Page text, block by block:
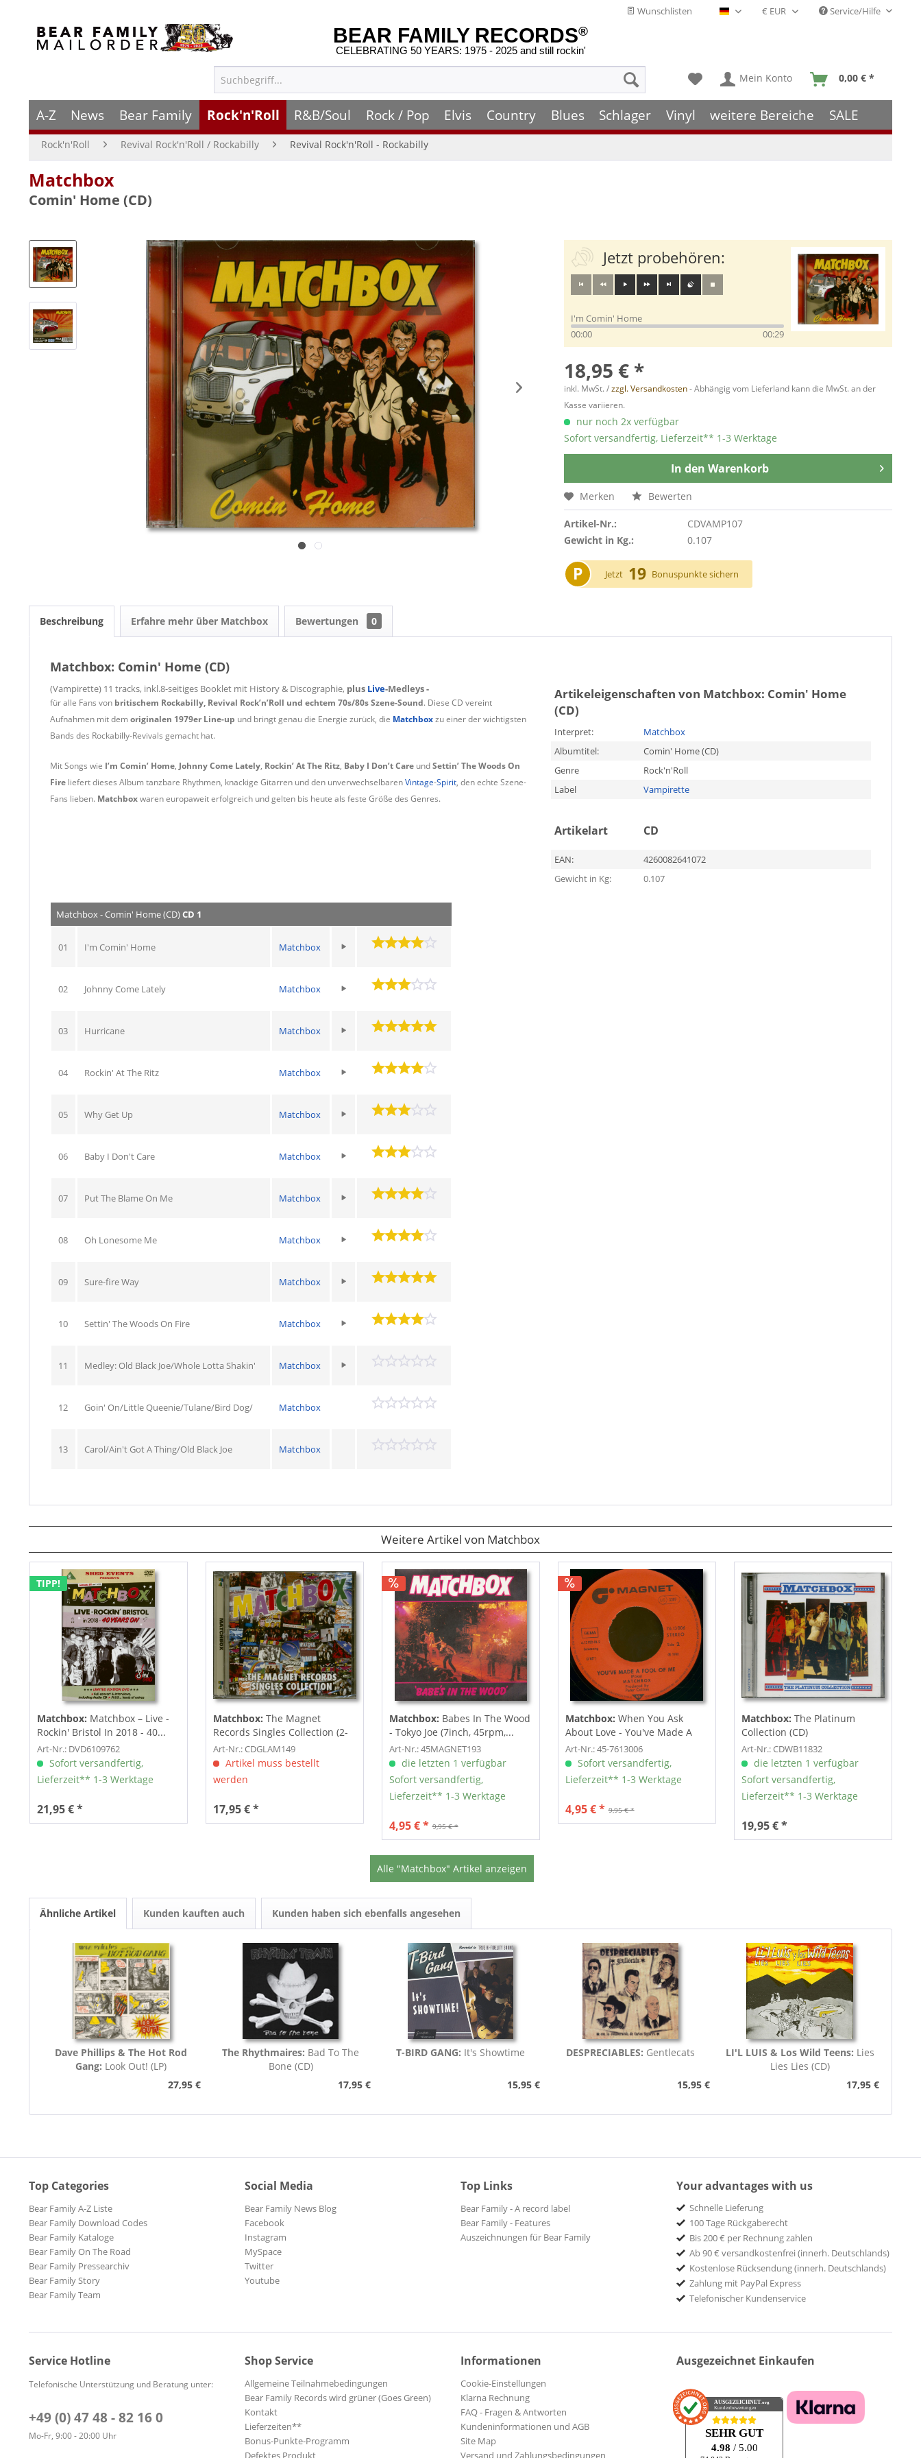
Wunschlisten Deutsch - DE Service/Hilfe
BEAR FAMILY RECORDS®
CELEBRATING 50 YEARS: 1975 - 2025 and still rockin'
Mein Konto 0,00 € *
A-Z News Bear Family Rock'n'Roll R&B/Soul Rock / Pop Elvis Country Blues Schlager Vinyl weitere Bereiche SALE
Rock'n'Roll Revival Rock'n'Roll / Rockabilly Revival Rock'n'Roll - Rockabilly
Matchbox
Comin' Home (CD)
Jetzt probehören:
I'm Comin' Home
00:00
00:29
18,95 € *
inkl. MwSt. /zzgl. Versandkosten- Abhängig vom Lieferland kann die MwSt. an der
Kasse variieren.
nur noch 2x verfügbar
Sofort versandfertig, Lieferzeit** 1-3 Werktage
In den Warenkorb
Merken Bewerten
Artikel-Nr.:
CDVAMP107
Gewicht in Kg.:
0.107
P Jetzt 19 Bonuspunkte sichern
Beschreibung Erfahre mehr über Matchbox Bewertungen 0
Matchbox: Comin' Home (CD)
(Vampirette) 11 tracks, inkl.8-seitiges Booklet mit History & Discographie, plus Live-Medleys -
für alle Fans von britischem Rockabilly, Revival Rock’n’Roll und echtem 70s/80s Szene-Sound. Diese CD vereint
Aufnahmen mit demoriginalen 1979er Line-up und bringt genau die Energie zurück, die Matchboxzu einer der wichtigsten
Bands des Rockabilly-Revivals gemacht hat.
Mit Songs wie I’m Comin’ Home, Johnny Come Lately, Rockin’ At The Ritz, Baby I Don’t Care undSettin’ The Woods On
Fire liefert dieses Album tanzbare Rhythmen, knackige Gitarren und den unverwechselbarenVintage-Spirit, den echte Szene-
Fans lieben. Matchboxwaren europaweit erfolgreich und gelten bis heute als feste Größe des Genres.
Artikeleigenschaften von Matchbox: Comin' Home
(CD)
Interpret:
Matchbox
Albumtitel:
Comin' Home (CD)
Genre
Rock'n'Roll
Label
Vampirette
Artikelart CD
EAN:
4260082641072
Gewicht in Kg:
0.107
Matchbox - Comin' Home (CD)CD 1
01 I'm Comin' Home Matchbox
02 Johnny Come Lately Matchbox
03 Hurricane Matchbox
04 Rockin' At The Ritz Matchbox
05 Why Get Up Matchbox
06 Baby I Don't Care Matchbox
07 Put The Blame On Me Matchbox
08 Oh Lonesome Me Matchbox
09 Sure-fire Way Matchbox
10 Settin' The Woods On Fire Matchbox
11 Medley: Old Black Joe/Whole Lotta Shakin' Matchbox
12 Goin' On/Little Queenie/Tulane/Bird Dog/ Matchbox
13 Carol/Ain't Got A Thing/Old Black Joe Matchbox
Weitere Artikel von Matchbox
TIPP!
Matchbox: Matchbox – Live -
Rockin' Bristol In 2018 - 40...
Art-Nr.: DVD6109762
Sofort versandfertig,
Lieferzeit** 1-3 Werktage
21,95 € *
Matchbox: The Magnet
Records Singles Collection (2-
CD)
Art-Nr.: CDGLAM149
Artikel muss bestellt
werden
17,95 € *
Matchbox: Babes In The Wood
- Tokyo Joe (7inch, 45rpm,...
Art-Nr.: 45MAGNET193
die letzten 1 verfügbar
Sofort versandfertig,
Lieferzeit** 1-3 Werktage
9,95 € *
4,95 € *
Matchbox: When You Ask
About Love - You've Made A
Fool Of...
Art-Nr.: 45-7613006
Sofort versandfertig,
Lieferzeit** 1-3 Werktage
9,95 € *
4,95 € *
Matchbox: The Platinum
Collection (CD)
Art-Nr.: CDWB11832
die letzten 1 verfügbar
Sofort versandfertig,
Lieferzeit** 1-3 Werktage
19,95 € *
Alle "Matchbox" Artikel anzeigen
Ähnliche Artikel Kunden kauften auch Kunden haben sich ebenfalls angesehen
Dave Phillips & The Hot Rod
Gang: Look Out! (LP)
27,95 €
The Rhythmaires: Bad To The
Bone (CD)
17,95 €
T-BIRD GANG: It's Showtime
15,95 €
DESPRECIABLES: Gentlecats
15,95 €
LI'L LUIS & Los Wild Teens: Lies
Lies Lies (CD)
17,95 €
Top Categories
Bear Family A-Z Liste
Bear Family Download Codes
Bear Family Kataloge
Bear Family On The Road
Bear Family Pressearchiv
Bear Family Story
Bear Family Team
Social Media
Bear Family News Blog
Facebook
Instagram
MySpace
Twitter
Youtube
Top Links
Bear Family - A record label
Bear Family - Features
Auszeichnungen für Bear Family
Your advantages with us
Schnelle Lieferung
100 Tage Rückgaberecht
Bis 200 € per Rechnung zahlen
Ab 90 € versandkostenfrei (innerh. Deutschlands)
Kostenlose Rücksendung (innerh. Deutschlands)
Zahlung mit PayPal Express
Telefonischer Kundenservice
Service Hotline
Telefonische Unterstützung und Beratung unter:
+49 (0) 47 48 - 82 16 0
Mo-Fr, 9:00 - 20:00 Uhr
Shop Service
Allgemeine Teilnahmebedingungen
Bear Family Records wird grüner (Goes Green)
Kontakt
Lieferzeiten**
Bonus-Punkte-Programm
Defektes Produkt
Informationen
Cookie-Einstellungen
Klarna Rechnung
FAQ - Fragen & Antworten
Kundeninformationen und AGB
Site Map
Versand und Zahlungsbedingungen
Ausgezeichnet Einkaufen
AUSGEZEICHNET .org
Kundenbewertungen
SEHR GUT
4.98 / 5.00